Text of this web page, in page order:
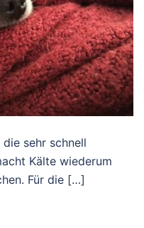
sehr schnell
Kälte wiederum
Für die […]